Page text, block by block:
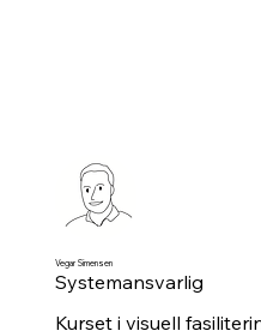
Vegar Simensen
Systemansvarlig
Kurset i visuell